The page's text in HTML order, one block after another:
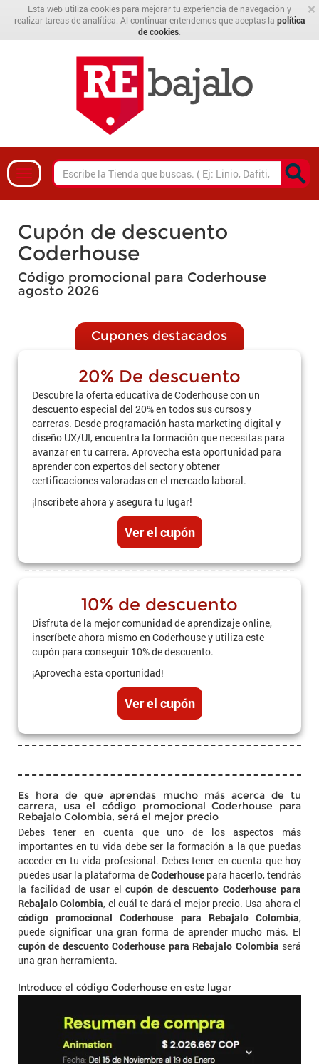
×
Esta web utiliza cookies para mejorar tu experiencia de navegación y
realizar tareas de analítica. Al continuar entendemos que aceptas la política
de cookies
Cupón de descuento
Coderhouse
Código promocional para Coderhouse
agosto 2026
Cupones destacados
20% De descuento
Descubre la oferta educativa de Coderhouse con un
descuento especial del 20% en todos sus cursos y
carreras. Desde programación hasta marketing digital y
diseño UX/UI, encuentra la formación que necesitas para
avanzar en tu carrera. Aprovecha esta oportunidad para
aprender con expertos del sector y obtener
certificaciones valoradas en el mercado laboral.
¡Inscríbete ahora y asegura tu lugar!
Ver el cupón
10% de descuento
Disfruta de la mejor comunidad de aprendizaje online,
inscríbete ahora mismo en Coderhouse y utiliza este
cupón para conseguir 10% de descuento.
¡Aprovecha esta oportunidad!
Ver el cupón
Es hora de que aprendas mucho más acerca de tu
carrera, usa el código promocional Coderhouse para
Rebajalo Colombia, será el mejor precio
Debes tener en cuenta que uno de los aspectos más
importantes en tu vida debe ser la formación a la que puedas
acceder en tu vida profesional. Debes tener en cuenta que hoy
puedes usar la plataforma deCoderhousepara hacerlo, tendrás
la facilidad de usar elcupón de descuento Coderhouse para
Rebajalo Colombia, el cuál te dará el mejor precio. Usa ahora el
código promocional Coderhouse para Rebajalo Colombia,
puede significar una gran forma de aprender mucho más. El
cupón de descuento Coderhouse para Rebajalo Colombia será
una gran herramienta.
Introduce el código Coderhouse en este lugar